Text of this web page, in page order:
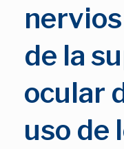
de la
ocular
uso de